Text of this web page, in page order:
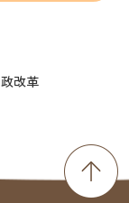
改革